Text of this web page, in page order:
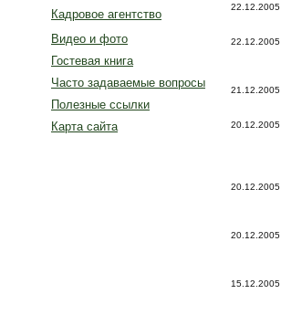
Кадровое агентство
Видео и фото
Гостевая книга
Часто задаваемые вопросы
Полезные ссылки
Карта сайта
22.12.2005
22.12.2005
21.12.2005
20.12.2005
20.12.2005
20.12.2005
15.12.2005